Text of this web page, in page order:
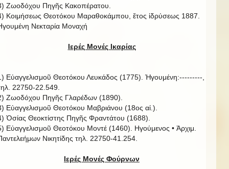
Ζωοδόχου Πηγῆς Κακοπέρατου.
Κοιμήσεως Θεοτόκου Μαραθοκάμπου, ἔτος ἱδρύσεως 1887.
Νεκταρία Μοναχή
Ιερές Μονές Ικαρίας
Εὐαγγελισμοῦ Θεοτόκου Λευκάδος (1775). Ἡγουμένη:---------,
22750-22.549.
Ζωοδόχου Πηγῆς Γλαρέδων (1890).
Εὐαγγελισμοῦ Θεοτόκου Μαβριάνου (18ος αἰ.).
Ὁσίας Θεοκτίστης Πηγῆς Φραντάτου (1688).
Εὐαγγελισμοῦ Θεοτόκου Μοντέ (1460). Ηγούμενος • Ἀρχιμ.
Νικητίδης τηλ. 22750-41.254.
Ιερές Μονές Φούρνων